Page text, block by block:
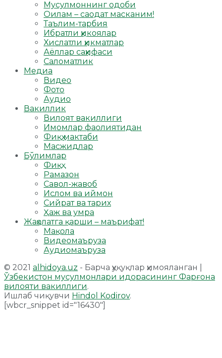
Мусулмоннинг одоби
Оилам – саодат масканим!
Таълим-тарбия
Ибратли ҳикоялар
Хислатли ҳикматлар
Аёллар саҳифаси
Саломатлик
Медиа
Видео
Фото
Аудио
Вакиллик
Вилоят вакиллиги
Имомлар фаолиятидан
Фиқҳ мактаби
Масжидлар
Бўлимлар
Фиқҳ
Рамазон
Савол-жавоб
Ислом ва иймон
Сийрат ва тарих
Ҳаж ва умра
Жаҳолатга қарши – маърифат!
Мақола
Видеомаъруза
Аудиомаъруза
© 2021 alhidoya.uz - Барча ҳуқуқлар ҳимояланган |
Ўзбекистон мусулмонлари идорасининг Фарғона
вилояти вакиллиги.
Ишлаб чиқувчи Hindol Kodirov.
[wbcr_snippet id="16430"]